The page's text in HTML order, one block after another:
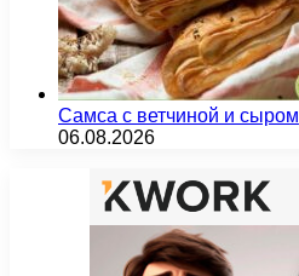
Самса с ветчиной и сыром
06.08.2026